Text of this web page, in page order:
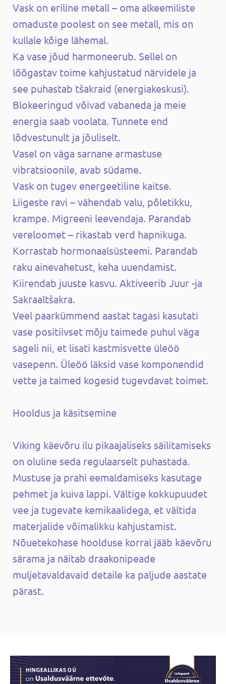
Vask on eriline metall – oma alkeemiliste
omaduste poolest on see metall, mis on
kullale kõige lähemal.
Ka vase jõud harmoneerub. Sellel on
lõõgastav toime kahjustatud närvidele ja
see puhastab tšakraid (energiakeskusi).
Blokeeringud võivad vabaneda ja meie
energia saab voolata. Tunnete end
lõdvestunult ja jõuliselt.
Vasel on väga sarnane armastuse
vibratsioonile, avab südame.
Vask on tugev energeetiline kaitse.
Liigeste ravi – vähendab valu, põletikku,
krampe. Migreeni leevendaja. Parandab
vereloomet – rikastab verd hapnikuga.
Korrastab hormonaalsüsteemi. Parandab
raku ainevahetust, keha uuendamist.
Kiirendab juuste kasvu. Aktiveerib Juur -ja
Sakraaltšakra.
Veel paarkümmend aastat tagasi kasutati
vase positiivset mõju taimede puhul väga
sageli nii, et lisati kastmisvette üleöö
vasepenn. Üleöö läksid vase komponendid
vette ja taimed kogesid tugevdavat toimet.
Hooldus ja käsitsemine
Viking käevõru ilu pikaajaliseks säilitamiseks
on oluline seda regulaarselt puhastada.
Mustuse ja prahi eemaldamiseks kasutage
pehmet ja kuiva lappi. Vältige kokkupuudet
vee ja tugevate kemikaalidega, et vältida
materjalide võimalikku kahjustamist.
Nõuetekohase hoolduse korral jääb käevõru
särama ja näitab draakonipeade
muljetavaldavaid detaile ka paljude aastate
pärast.